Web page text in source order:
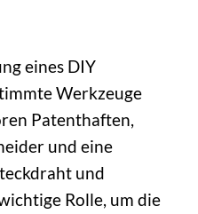
eines DIY
Werkzeuge
Patenthaften,
und eine
und
Rolle, um die